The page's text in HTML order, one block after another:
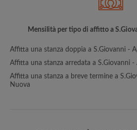
Mensilità per tipo di affitto a
Affitta una stanza doppia a S.Giovanni -
Affitta una stanza arredata a S.Giovanni -
Affitta una stanza a breve termine a
Nuova